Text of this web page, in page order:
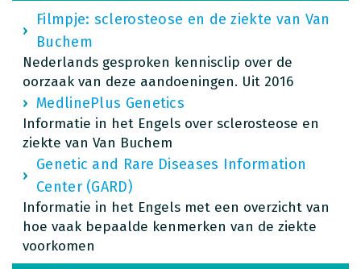
Filmpje: sclerosteose en de ziekte van Van
Buchem
Nederlands gesproken kennisclip over de
oorzaak van deze aandoeningen. Uit 2016
MedlinePlus Genetics
Informatie in het Engels over sclerosteose en
ziekte van Van Buchem
Genetic and Rare Diseases Information
Center (GARD)
Informatie in het Engels met een overzicht van
hoe vaak bepaalde kenmerken van de ziekte
voorkomen